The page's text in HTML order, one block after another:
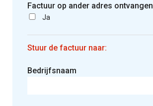
Factuur op ander adres ontvangen
Ja
Stuur de factuur naar:
Bedrijfsnaam